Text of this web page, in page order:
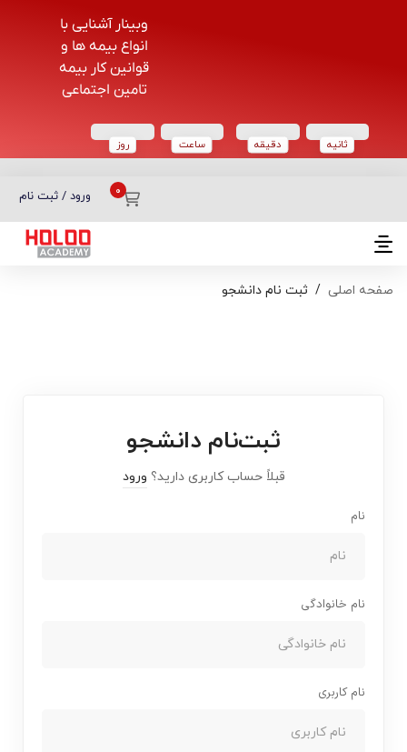
وبینار آشنایی با
انواع بیمه ها و
قوانین کار بیمه
تامین اجتماعی
روز ساعت‌ دقیقه ثانیه
ورود / ثبت نام
صفحه اصلی ثبت نام دانشجو
ثبت‌نام دانشجو
قبلاً حساب کاربری دارید؟ ورود
نام
نام خانوادگی
نام کاربری